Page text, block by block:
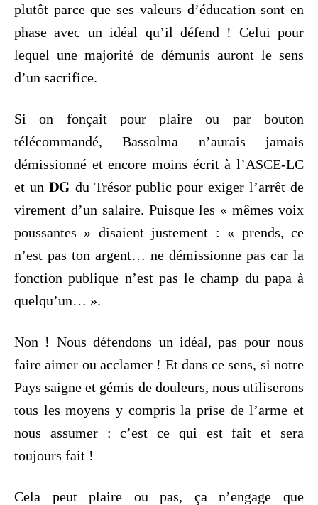
plutôt parce que ses valeurs d’éducation sont en
phase avec un idéal qu’il défend ! Celui pour
lequel une majorité de démunis auront le sens
d’un sacrifice.
Si on fonçait pour plaire ou par bouton
télécommandé, Bassolma n’aurais jamais
démissionné et encore moins écrit à l’ASCE-LC
et un 𝐃𝐆 du Trésor public pour exiger l’arrêt de
virement d’un salaire. Puisque les « mêmes voix
poussantes » disaient justement : « prends, ce
n’est pas ton argent… ne démissionne pas car la
fonction publique n’est pas le champ du papa à
quelqu’un… ».
Non ! Nous défendons un idéal, pas pour nous
faire aimer ou acclamer ! Et dans ce sens, si notre
Pays saigne et gémis de douleurs, nous utiliserons
tous les moyens y compris la prise de l’arme et
nous assumer : c’est ce qui est fait et sera
toujours fait !
Cela peut plaire ou pas, ça n’engage que